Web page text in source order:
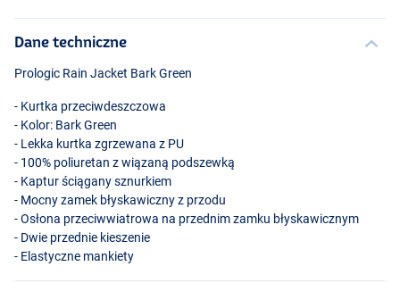
Dane techniczne
Prologic Rain Jacket Bark Green
- Kurtka przeciwdeszczowa
- Kolor: Bark Green
- Lekka kurtka zgrzewana z PU
- 100% poliuretan z wiązaną podszewką
- Kaptur ściągany sznurkiem
- Mocny zamek błyskawiczny z przodu
- Osłona przeciwwiatrowa na przednim zamku błyskawicznym
- Dwie przednie kieszenie
- Elastyczne mankiety